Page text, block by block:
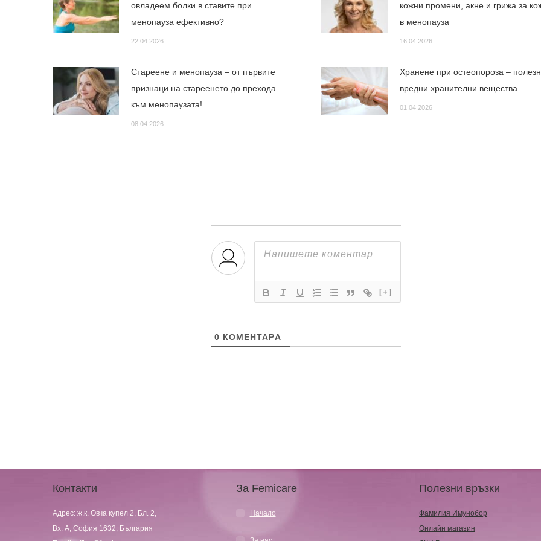
овладеем болки в ставите при
менопауза ефективно?
22.04.2026
кожни промени, акне и грижа за
в менопауза
16.04.2026
Стареене и менопауза – от първите
признаци на стареенето до прехода
към менопаузата!
08.04.2026
Хранене при остеопороза –
вредни хранителни вещества
01.04.2026
[+]
0 КОМЕНТАРA
Контакти
Адрес: ж.к. Овча купел 2, Бл. 2,
Вх. А, София 1632, България
За Femicare
Начало
Полезни връзки
Фамилия Имунобор
Онлайн магазин